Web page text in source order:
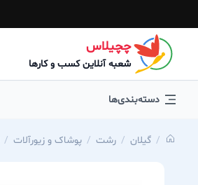
چچیلاس
شعبه آنلاین کسب و کارها
دسته‌بندی‌ها
گیلان رشت پوشاک و زیورآلات